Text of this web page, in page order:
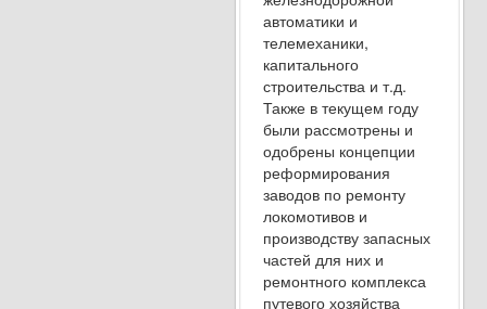
автоматики и
телемеханики,
капитального
строительства и т.д.
Также в текущем году
были рассмотрены и
одобрены концепции
реформирования
заводов по ремонту
локомотивов и
производству запасных
частей для них и
ремонтного комплекса
путевого хозяйства